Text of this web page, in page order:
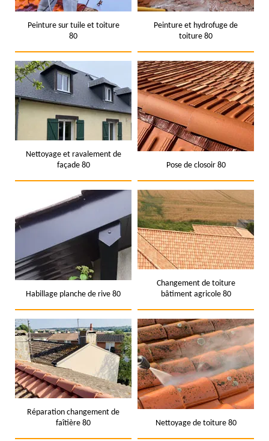
Peinture sur tuile et toiture
80
Peinture et hydrofuge de
toiture 80
Nettoyage et ravalement de
façade 80
Pose de closoir 80
Habillage planche de rive 80
Changement de toiture
bâtiment agricole 80
Réparation changement de
faîtière 80
Nettoyage de toiture 80